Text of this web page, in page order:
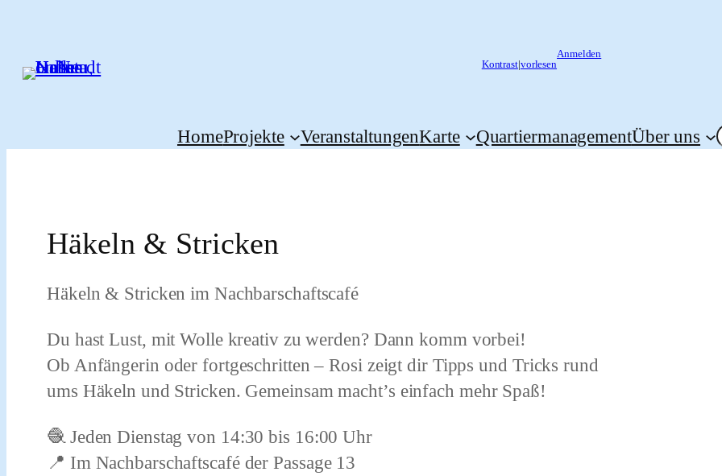
springen
Kontrast| vorlesen
Anmelden
HomeProjekte VeranstaltungenKarte QuartiermanagementÜber uns
Häkeln & Stricken
Häkeln & Stricken im Nachbarschaftscafé
Du hast Lust, mit Wolle kreativ zu werden? Dann komm vorbei!
Ob Anfängerin oder fortgeschritten – Rosi zeigt dir Tipps und Tricks rund
ums Häkeln und Stricken. Gemeinsam macht’s einfach mehr Spaß!
🧶 Jeden Dienstag von 14:30 bis 16:00 Uhr
📍 Im Nachbarschaftscafé der Passage 13